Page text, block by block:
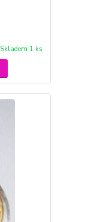
Skladem 1 ks